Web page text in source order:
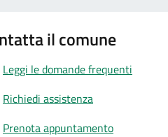
il comune
Leggi le domande frequenti
Richiedi assistenza
Prenota appuntamento